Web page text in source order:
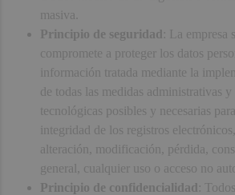
masiva.
Principio de seguridad : La empresa
compromete a proteger los datos
información tratada mediante la
de todas las medidas administrativas y
tecnológicas posibles y necesarias
integridad de los registros
alteración, modificación, pérdida,
general, cualquier uso o acceso no
Principio de confidencialidad :